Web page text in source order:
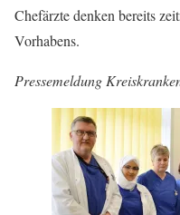
Chefärzte denken bereits
Vorhabens.
Pressemeldung